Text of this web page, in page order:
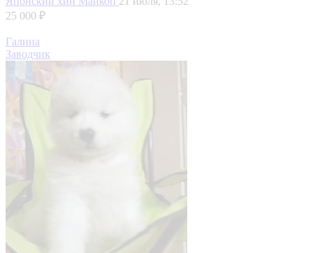
25 000 ₽
Галина
Заводчик